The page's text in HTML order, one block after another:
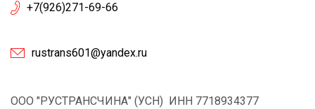
+7(926)271-69-66
rustrans601@yandex.ru
ООО "РУСТРАНСЧИНА" (УСН) ИНН 7718934377